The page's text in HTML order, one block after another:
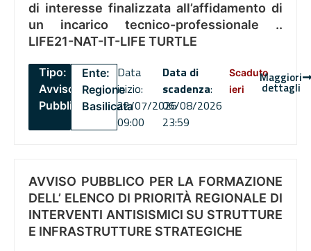
di interesse finalizzata all’affidamento di
un incarico tecnico-professionale ..
LIFE21-NAT-IT-LIFE TURTLE
Tipo:
Avviso
Pubblico
Ente:
Regione
Basilicata
Data
inizio:
22/07/2026
09:00
Data di
scadenza:
06/08/2026
23:59
Scaduto
ieri
Maggiori
dettagli
AVVISO PUBBLICO PER LA FORMAZIONE
DELL’ ELENCO DI PRIORITÀ REGIONALE DI
INTERVENTI ANTISISMICI SU STRUTTURE
E INFRASTRUTTURE STRATEGICHE